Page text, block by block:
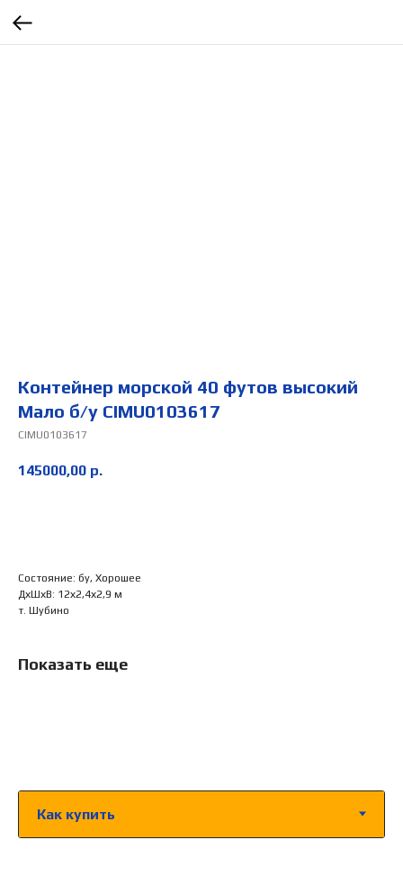
Контейнер морской 40 футов высокий
Мало б/у CIMU0103617
CIMU0103617
145000,00 р.
Состояние: бу, Хорошее
ДхШхВ: 12х2,4х2,9 м
т. Шубино
Показать еще